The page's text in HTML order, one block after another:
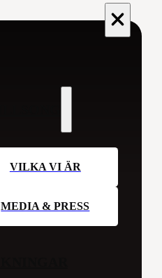
VILKA VI ÄR
MEDIA & PRESS